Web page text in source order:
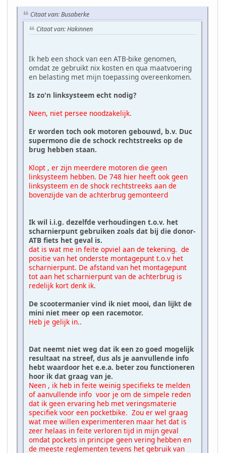
Citaat van: Busaberke
Citaat van: Hakinnen
Ik heb een shock van een ATB-bike genomen,
omdat ze gebruikt nix kosten en qua maatvoering
en belasting met mijn toepassing overeenkomen.
Is zo'n linksysteem echt nodig?
Neen, niet persee noodzakelijk.
Er worden toch ook motoren gebouwd, b.v. Duc
supermono die de schock rechtstreeks op de
brug hebben staan.
Klopt , er zijn meerdere motoren die geen
linksysteem hebben. De 748 hier heeft ook geen
linksysteem en de shock rechtstreeks aan de
bovenzijde van de achterbrug gemonteerd
Ik wil i.i.g. dezelfde verhoudingen t.o.v. het
scharnierpunt gebruiken zoals dat bij die donor-
ATB fiets het geval is.
dat is wat me in feite opviel aan de tekening. de
positie van het onderste montagepunt t.o.v het
scharnierpunt. De afstand van het montagepunt
tot aan het scharnierpunt van de achterbrug is
redelijk kort denk ik.
De scootermanier vind ik niet mooi, dan lijkt de
mini niet meer op een racemotor.
Heb je gelijk in..
Dat neemt niet weg dat ik een zo goed mogelijk
resultaat na streef, dus als je aanvullende info
hebt waardoor het e.e.a. beter zou functioneren
hoor ik dat graag van je.
Neen , ik heb in feite weinig specifieks te melden
of aanvullende info voor je om de simpele reden
dat ik geen ervaring heb met veringsmaterie
specifiek voor een pocketbike. Zou er wel graag
wat mee willen experimenteren maar het dat is
zeer helaas in feite verloren tijd in mijn geval
omdat pockets in principe geen vering hebben en
de meeste reglementen tevens het gebruik van